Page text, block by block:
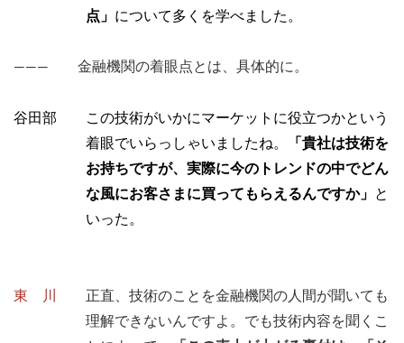
点」 について多くを学べました。
――― 金融機関の着眼点とは、具体的に。
谷田部 この技術がいかにマーケットに役立つかという
着眼でいらっしゃいましたね。
「貴社は技術を
お持ちですが、実際に今のトレンドの中でどん
な風にお客さまに買ってもらえるんですか」
と
いった。
東 川
正直、技術のことを金融機関の人間が聞いても
理解できないんですよ。でも技術内容を聞くこ